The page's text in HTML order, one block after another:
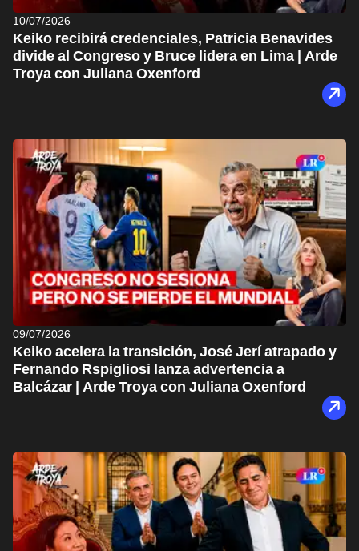
10/07/2026
Keiko recibirá credenciales, Patricia Benavides
divide al Congreso y Bruce lidera en Lima | Arde
Troya con Juliana Oxenford
09/07/2026
Keiko acelera la transición, José Jerí atrapado y
Fernando Rspigliosi lanza advertencia a
Balcázar | Arde Troya con Juliana Oxenford